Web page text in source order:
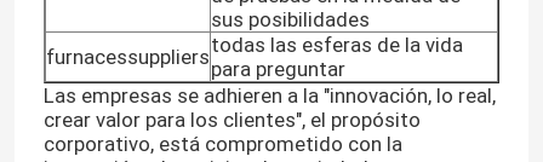
sus posibilidades
furnacessupplierstodas las esferas de la vida
para preguntar
Las empresas se adhieren a la "innovación, lo real,
crear valor para los clientes", el propósito
corporativo, está comprometido con la